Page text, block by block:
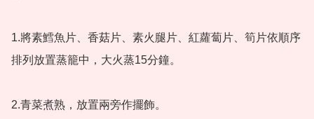
1.將素鱈魚片、香菇片、素火腿片、紅蘿蔔片、筍片依順序
排列放置蒸籠中，大火蒸15分鐘。
2.青菜煮熟，放置兩旁作擺飾。